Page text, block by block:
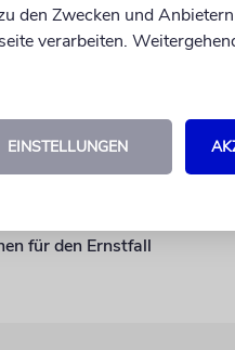
die Armee
für den Ernstfall
den Zwecken und
verarbeiten.
EINSTELLUNGEN